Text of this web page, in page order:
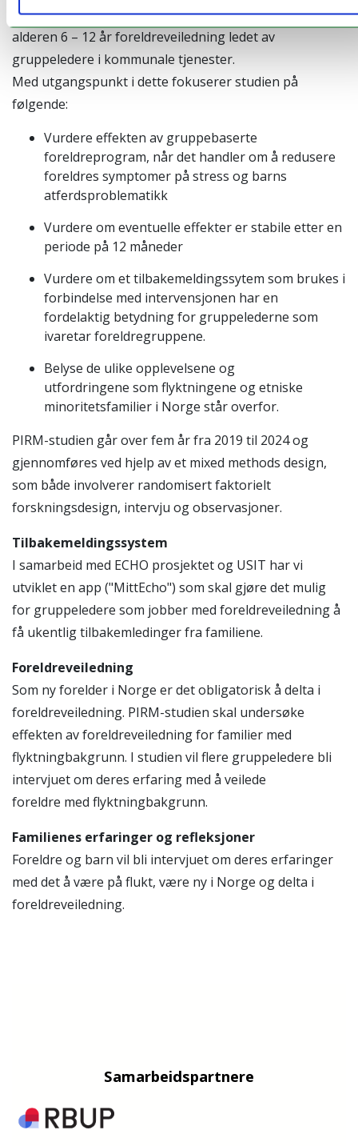
Prosjektet tilbyr nyankomne flyktninger med barn i
alderen 6 – 12 år foreldreveiledning ledet av
gruppeledere i kommunale tjenester.
Med utgangspunkt i dette fokuserer studien på
følgende:
Vurdere effekten av gruppebaserte
foreldreprogram, når det handler om å redusere
foreldres symptomer på stress og barns
atferdsproblematikk
Vurdere om eventuelle effekter er stabile etter en
periode på 12 måneder
Vurdere om et tilbakemeldingssytem som brukes i
forbindelse med intervensjonen har en
fordelaktig betydning for gruppelederne som
ivaretar foreldregruppene.
Belyse de ulike opplevelsene og
utfordringene som flyktningene og etniske
minoritetsfamilier i Norge står overfor.
PIRM-studien går over fem år fra 2019 til 2024 og
gjennomføres ved hjelp av et mixed methods design,
som både involverer randomisert faktorielt
forskningsdesign, intervju og observasjoner.
Tilbakemeldingssystem
I samarbeid med ECHO prosjektet og USIT har vi
utviklet en app ("MittEcho") som skal gjøre det mulig
for gruppeledere som jobber med foreldreveiledning å
få ukentlig tilbakemledinger fra familiene.
Foreldreveiledning
Som ny forelder i Norge er det obligatorisk å delta i
foreldreveiledning. PIRM-studien skal undersøke
effekten av foreldreveiledning for familier med
flyktningbakgrunn. I studien vil flere gruppeledere bli
intervjuet om deres erfaring med å veilede
foreldre med flyktningbakgrunn.
Familienes erfaringer og refleksjoner
Foreldre og barn vil bli intervjuet om deres erfaringer
med det å være på flukt, være ny i Norge og delta i
foreldreveiledning.
Samarbeidspartnere